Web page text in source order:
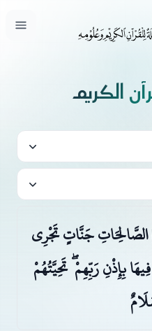
فتح
الكريم
الصَّالِحَاتِ جَنَّاتٍ تَجْرِي
بِإِذْنِ رَبِّهِمْ ۖ تَحِيَّتُهُمْ